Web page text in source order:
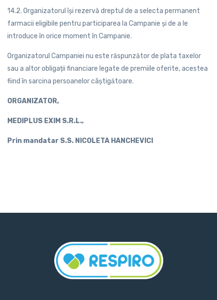
14.2. Organizatorul își rezervă dreptul de a selecta permanent
farmacii eligibile pentru participarea la Campanie și de a le
introduce în orice moment în Campanie.
Organizatorul Campaniei nu este răspunzător de plata taxelor
sau a altor obligații financiare legate de premiile oferite, acestea
fiind în sarcina persoanelor câștigǎtoare.
ORGANIZATOR,
MEDIPLUS EXIM S.R.L.,
Prin mandatar S.S. NICOLETA HANCHEVICI